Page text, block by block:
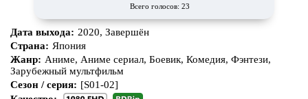
Всего голосов: 23
Дата выхода: 2020, Завершён
Страна: Япония
Жанр: Аниме, Аниме сериал, Боевик, Комедия, Фэнтези,
Зарубежный мультфильм
Сезон / серия: [S01-02]